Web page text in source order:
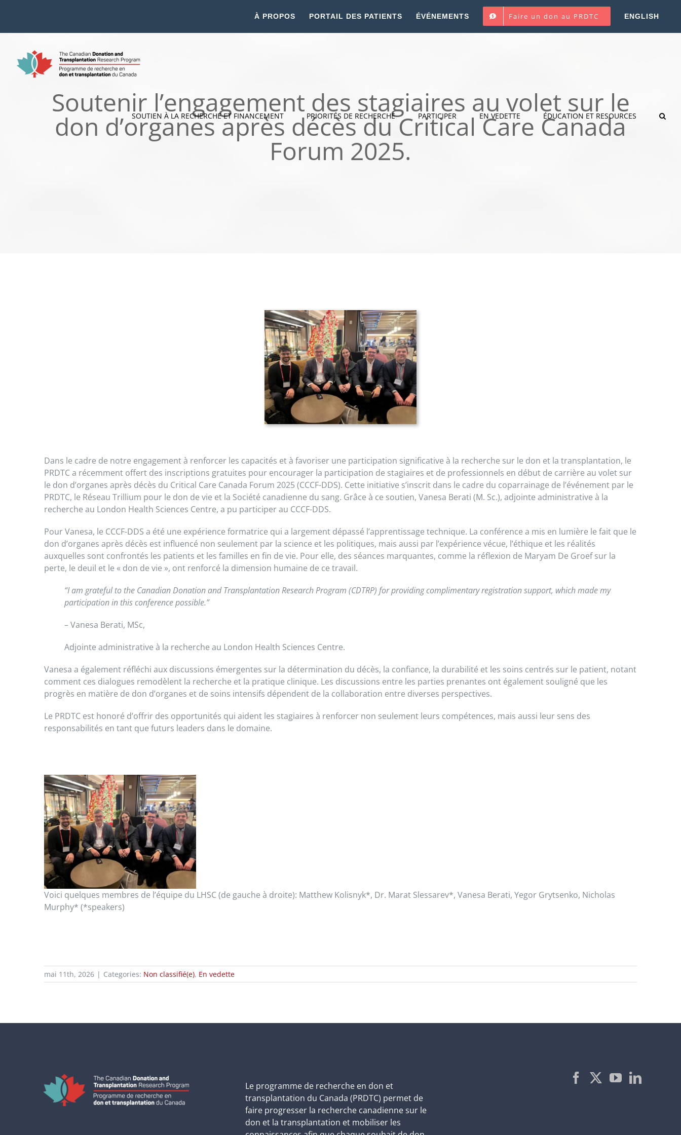
À PROPOS PORTAIL DES PATIENTS ÉVÉNEMENTS Faire un don au PRDTC ENGLISH
SOUTIEN À LA RECHERCHE ET FINANCEMENT PRIORITÉS DE RECHERCHE PARTICIPER EN VEDETTE ÉDUCATION ET RESOURCES
Soutenir l’engagement des stagiaires au volet sur le
don d’organes après décès du Critical Care Canada
Forum 2025.
Dans le cadre de notre engagement à renforcer les capacités et à favoriser une participation significative à la recherche sur le don et la transplantation, le
PRDTC a récemment offert des inscriptions gratuites pour encourager la participation de stagiaires et de professionnels en début de carrière au volet sur
le don d’organes après décès du Critical Care Canada Forum 2025 (CCCF-DDS). Cette initiative s’inscrit dans le cadre du coparrainage de l’événement par le
PRDTC, le Réseau Trillium pour le don de vie et la Société canadienne du sang. Grâce à ce soutien, Vanesa Berati (M. Sc.), adjointe administrative à la
recherche au London Health Sciences Centre, a pu participer au CCCF-DDS.
Pour Vanesa, le CCCF-DDS a été une expérience formatrice qui a largement dépassé l’apprentissage technique. La conférence a mis en lumière le fait que le
don d’organes après décès est influencé non seulement par la science et les politiques, mais aussi par l’expérience vécue, l’éthique et les réalités
auxquelles sont confrontés les patients et les familles en fin de vie. Pour elle, des séances marquantes, comme la réflexion de Maryam De Groef sur la
perte, le deuil et le « don de vie », ont renforcé la dimension humaine de ce travail.
“I am grateful to the Canadian Donation and Transplantation Research Program (CDTRP) for providing complimentary registration support, which made my
participation in this conference possible.”
– Vanesa Berati, MSc,
Adjointe administrative à la recherche au London Health Sciences Centre.
Vanesa a également réfléchi aux discussions émergentes sur la détermination du décès, la confiance, la durabilité et les soins centrés sur le patient, notant
comment ces dialogues remodèlent la recherche et la pratique clinique. Les discussions entre les parties prenantes ont également souligné que les
progrès en matière de don d’organes et de soins intensifs dépendent de la collaboration entre diverses perspectives.
Le PRDTC est honoré d’offrir des opportunités qui aident les stagiaires à renforcer non seulement leurs compétences, mais aussi leur sens des
responsabilités en tant que futurs leaders dans le domaine.
Voici quelques membres de l’équipe du LHSC (de gauche à droite): Matthew Kolisnyk*, Dr. Marat Slessarev*, Vanesa Berati, Yegor Grytsenko, Nicholas
Murphy* (*speakers)
mai 11th, 2026 | Categories: Non classifié(e), En vedette
Le programme de recherche en don et
transplantation du Canada (PRDTC) permet de
faire progresser la recherche canadienne sur le
don et la transplantation et mobiliser les